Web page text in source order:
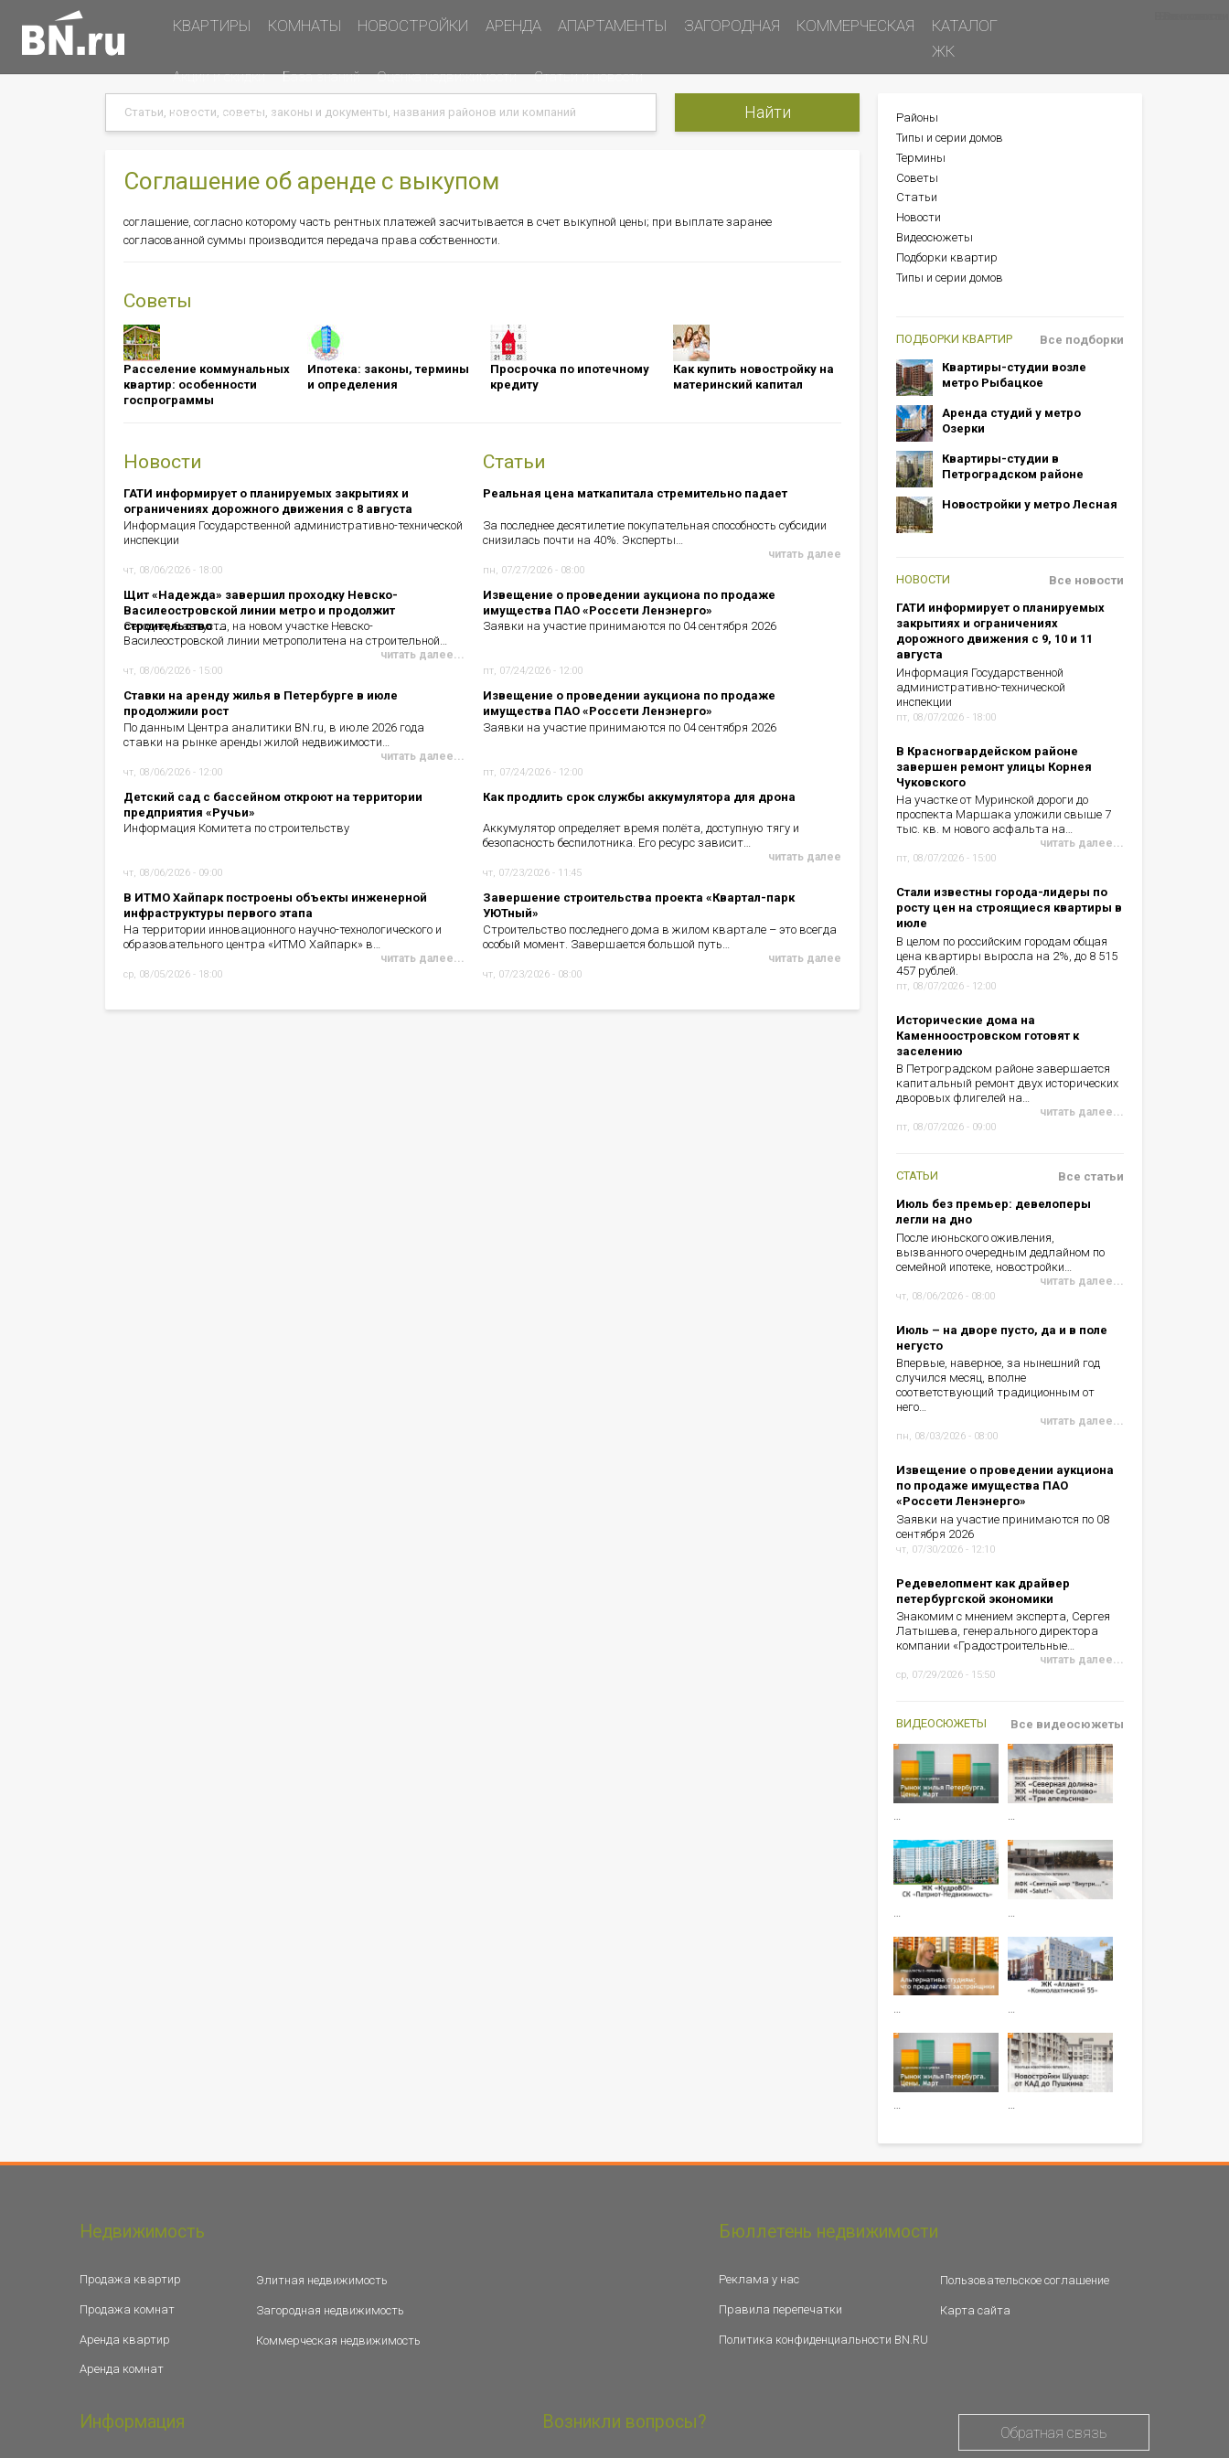
Основная
КВАРТИРЫ КОМНАТЫ НОВОСТРОЙКИ АРЕНДА АПАРТАМЕНТЫ ЗАГОРОДНАЯ КОММЕРЧЕСКАЯ
КАТАЛОГ
ЖК
Дополнительная
навигация
Акции и скидки База знаний Оценка недвижимости Статьи и новости
Меню
в
Подать объявление
Search
Search
Соглашение об аренде с выкупом
соглашение, согласно которому часть рентных платежей засчитывается в счет выкупной цены; при выплате заранее
согласованной суммы производится передача права собственности.
Советы
Расселение коммунальных
квартир: особенности
госпрограммы
Ипотека: ​​​​​​​законы, термины
и определения
Просрочка по ипотечному
кредиту
Как купить новостройку на
материнский капитал
Новости
ГАТИ информирует о планируемых закрытиях и
ограничениях дорожного движения с 8 августа
Информация Государственной административно-технической
инспекции
чт, 08/06/2026 - 18:00
Щит «Надежда» завершил проходку Невско-
Василеостровской линии метро и продолжит
строительство ...
Сегодня, 6 августа, на новом участке Невско-
Василеостровской линии метрополитена на строительной…
читать далее...
чт, 08/06/2026 - 15:00
Ставки на аренду жилья в Петербурге в июле
продолжили рост
По данным Центра аналитики BN.ru, в июле 2026 года
ставки на рынке аренды жилой недвижимости…
читать далее...
чт, 08/06/2026 - 12:00
Детский сад с бассейном откроют на территории
предприятия «Ручьи»
Информация Комитета по строительству
чт, 08/06/2026 - 09:00
В ИТМО Хайпарк построены объекты инженерной
инфраструктуры первого этапа
На территории инновационного научно-технологического и
образовательного центра «ИТМО Хайпарк» в…
читать далее...
ср, 08/05/2026 - 18:00
Статьи
Реальная цена маткапитала стремительно падает
За последнее десятилетие покупательная способность субсидии
снизилась почти на 40%. Эксперты…
читать далее
пн, 07/27/2026 - 08:00
Извещение о проведении аукциона по продаже
имущества ПАО «Россети Ленэнерго»
Заявки на участие принимаются по 04 сентября 2026
пт, 07/24/2026 - 12:00
Извещение о проведении аукциона по продаже
имущества ПАО «Россети Ленэнерго»
Заявки на участие принимаются по 04 сентября 2026
пт, 07/24/2026 - 12:00
Как продлить срок службы аккумулятора для дрона
Аккумулятор определяет время полёта, доступную тягу и
безопасность беспилотника. Его ресурс зависит…
читать далее
чт, 07/23/2026 - 11:45
Завершение строительства проекта «Квартал-парк
УЮТный»
Строительство последнего дома в жилом квартале – это всегда
особый момент. Завершается большой путь…
читать далее
чт, 07/23/2026 - 08:00
БОКОВОЕ
МЕНЮ
Районы
Типы и серии домов
Термины
Советы
Статьи
Новости
Видеосюжеты
Подборки квартир
Типы и серии домов
ПОДБОРКИ КВАРТИР
Квартиры-студии возле
метро Рыбацкое
Аренда студий у метро
Озерки
Квартиры-студии в
Петроградском районе
Новостройки у метро Лесная
Все подборки
НОВОСТИ
ГАТИ информирует о планируемых
закрытиях и ограничениях
дорожного движения с 9, 10 и 11
августа
Информация Государственной
административно-технической
инспекции
пт, 08/07/2026 - 18:00
В Красногвардейском районе
завершен ремонт улицы Корнея
Чуковского
На участке от Муринской дороги до
проспекта Маршака уложили свыше 7
тыс. кв. м нового асфальта на…
читать далее...
пт, 08/07/2026 - 15:00
Стали известны города-лидеры по
росту цен на строящиеся квартиры в
июле
В целом по российским городам общая
цена квартиры выросла на 2%, до 8 515
457 рублей.
пт, 08/07/2026 - 12:00
Исторические дома на
Каменноостровском готовят к
заселению
В Петроградском районе завершается
капитальный ремонт двух исторических
дворовых флигелей на…
читать далее...
пт, 08/07/2026 - 09:00
Все новости
СТАТЬИ
Июль без премьер: девелоперы
легли на дно
После июньского оживления,
вызванного очередным дедлайном по
семейной ипотеке, новостройки…
читать далее...
чт, 08/06/2026 - 08:00
Июль – на дворе пусто, да и в поле
негусто
Впервые, наверное, за нынешний год
случился месяц, вполне
соответствующий традиционным от
него…
читать далее...
пн, 08/03/2026 - 08:00
Извещение о проведении аукциона
по продаже имущества ПАО
«Россети Ленэнерго»
Заявки на участие принимаются по 08
сентября 2026
чт, 07/30/2026 - 12:10
Редевелопмент как драйвер
петербургской экономики
Знакомим с мнением эксперта, Сергея
Латышева, генерального директора
компании «Градостроительные…
читать далее...
ср, 07/29/2026 - 15:50
Все статьи
ВИДЕОСЮЖЕТЫ
… …
… …
Все видеосюжеты
Недвижимость
Продажа квартир
Продажа комнат
Аренда квартир
Аренда комнат
Элитная недвижимость
Загородная недвижимость
Коммерческая недвижимость
Бюллетень недвижимости
Реклама у нас
Правила перепечатки
Политика конфиденциальности BN.RU
Пользовательское соглашение
Карта сайта
Информация Возникли вопросы?
Обратная связь